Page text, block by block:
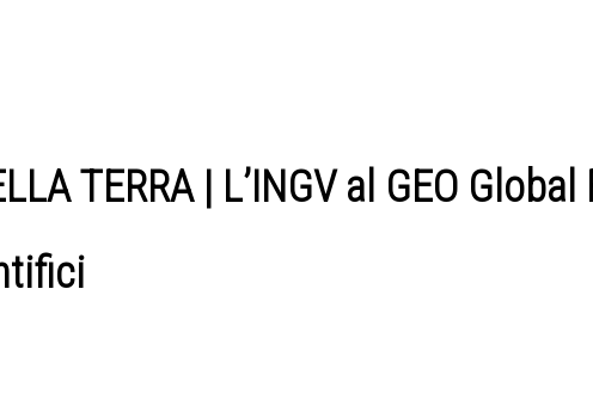
TERRA | L’INGV al GEO